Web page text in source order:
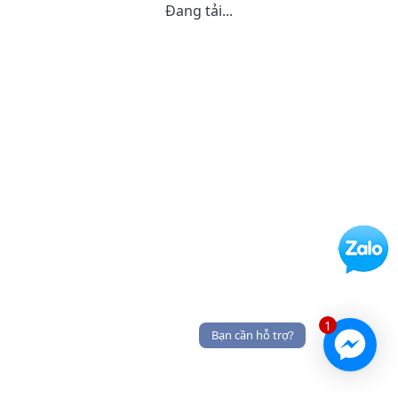
Đang tải...
1
Bạn cần hỗ trợ?